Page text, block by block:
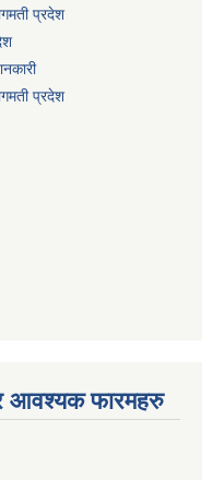
प्रदेश
प्रदेश
र आवश्यक फारमहरु